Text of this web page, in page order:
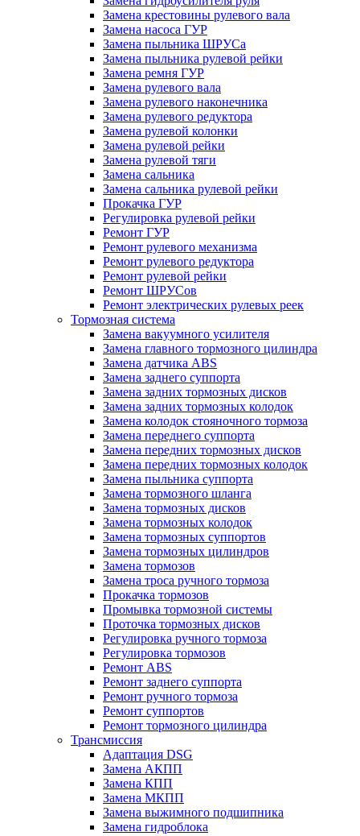
Замена крестовины рулевого вала
Замена насоса ГУР
Замена пыльника ШРУСа
Замена пыльника рулевой рейки
Замена ремня ГУР
Замена рулевого вала
Замена рулевого наконечника
Замена рулевого редуктора
Замена рулевой колонки
Замена рулевой рейки
Замена рулевой тяги
Замена сальника
Замена сальника рулевой рейки
Прокачка ГУР
Регулировка рулевой рейки
Ремонт ГУР
Ремонт рулевого механизма
Ремонт рулевого редуктора
Ремонт рулевой рейки
Ремонт ШРУСов
Ремонт электрических рулевых реек
Тормозная система
Замена вакуумного усилителя
Замена главного тормозного цилиндра
Замена датчика ABS
Замена заднего суппорта
Замена задних тормозных дисков
Замена задних тормозных колодок
Замена колодок стояночного тормоза
Замена переднего суппорта
Замена передних тормозных дисков
Замена передних тормозных колодок
Замена пыльника суппорта
Замена тормозного шланга
Замена тормозных дисков
Замена тормозных колодок
Замена тормозных суппортов
Замена тормозных цилиндров
Замена тормозов
Замена троса ручного тормоза
Прокачка тормозов
Промывка тормозной системы
Проточка тормозных дисков
Регулировка ручного тормоза
Регулировка тормозов
Ремонт ABS
Ремонт заднего суппорта
Ремонт ручного тормоза
Ремонт суппортов
Ремонт тормозного цилиндра
Трансмиссия
Адаптация DSG
Замена АКПП
Замена КПП
Замена МКПП
Замена выжимного подшипника
Замена гидроблока